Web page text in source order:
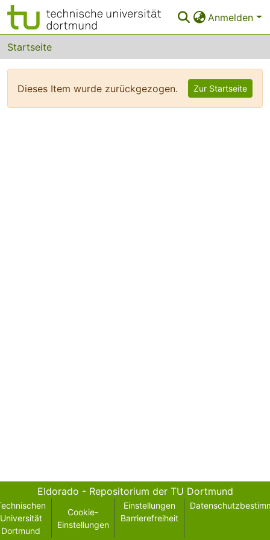
Anmelden
Bereiche & Sammlungen
Das gesamte Repositorium
FAQ
Startseite
Dieses Item wurde zurückgezogen. Zur Startseite
Eldorado - Repositorium der TU Dortmund
Universität
Dortmund
Cookie-
Einstellungen
Einstellungen
Barrierefreiheit